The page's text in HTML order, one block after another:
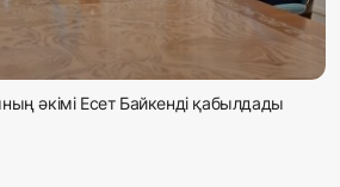
әкімі Есет Байкенді қабылдады